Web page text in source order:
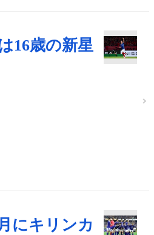
16歳の新星
にキリンカ